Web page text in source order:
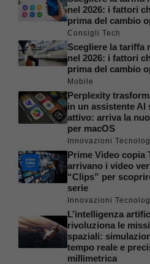
nel 2026: i fattori
prima del cambio
Consigli Tech
Scegliere la tariffa
nel 2026: i fattori
prima del cambio
Mobile
Perplexity
in un assistente AI
attivo: arriva la
per macOS
Innovazioni
Prime Video copia
arrivano i video
“Clips” per
serie
Innovazioni
L’intelligenza
rivoluziona le
spaziali:
tempo reale e
millimetrica